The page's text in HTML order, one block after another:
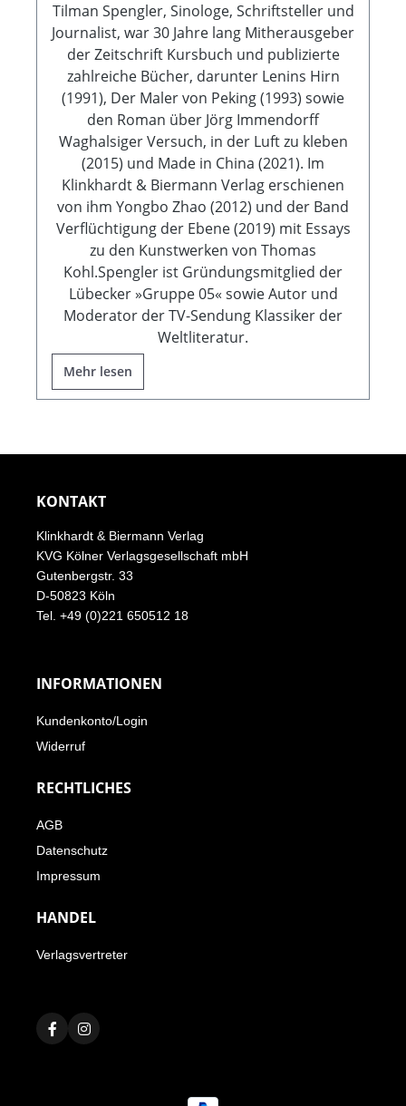
Tilman Spengler, Sinologe, Schriftsteller und
Journalist, war 30 Jahre lang Mitherausgeber
der Zeitschrift Kursbuch und publizierte
zahlreiche Bücher, darunter Lenins Hirn
(1991), Der Maler von Peking (1993) sowie
den Roman über Jörg Immendorff
Waghalsiger Versuch, in der Luft zu kleben
(2015) und Made in China (2021). Im
Klinkhardt & Biermann Verlag erschienen
von ihm Yongbo Zhao (2012) und der Band
Verflüchtigung der Ebene (2019) mit Essays
zu den Kunstwerken von Thomas
Kohl.Spengler ist Gründungsmitglied der
Lübecker »Gruppe 05« sowie Autor und
Moderator der TV-Sendung Klassiker der
Weltliteratur.
Mehr lesen
KONTAKT
Klinkhardt & Biermann Verlag
KVG Kölner Verlagsgesellschaft mbH
Gutenbergstr. 33
D-50823 Köln
Tel. +49 (0)221 650512 18
INFORMATIONEN
Kundenkonto/Login
Widerruf
RECHTLICHES
AGB
Datenschutz
Impressum
HANDEL
Verlagsvertreter